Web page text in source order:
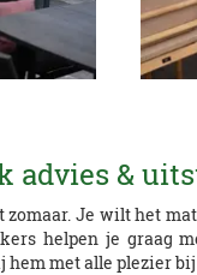
&
Je wilt het
helpen je graag
hem met alle plezier